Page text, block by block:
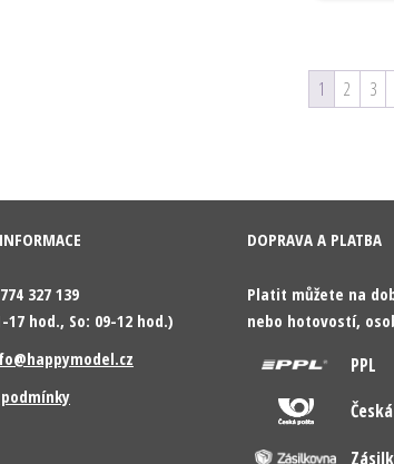
1 2 3
327 139
17 hod., So: 09-12 hod.)
DOPRAVA A PLATBA
Platit můžete na
nebo hotovostí,
PPL